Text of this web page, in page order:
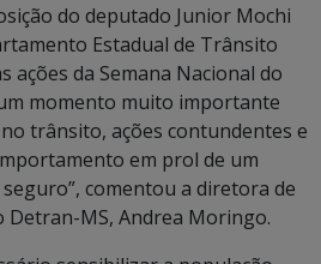
do deputado Junior Mochi
Estadual de Trânsito
ações da Semana Nacional do
momento muito importante
trânsito, ações contundentes e
em prol de um
comentou a diretora de
Detran-MS, Andrea Moringo.